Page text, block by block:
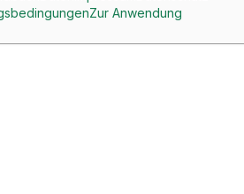
Zur Anwendung